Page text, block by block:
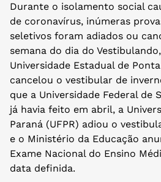
Durante o isolamento social
de coronavírus, inúmeras
seletivos foram adiados ou
semana do dia do
Universidade Estadual de
cancelou o vestibular de
que a Universidade Federal de
já havia feito em abril, a
Paraná (UFPR) adiou o
e o Ministério da Educação
Exame Nacional do Ensino
data definida.